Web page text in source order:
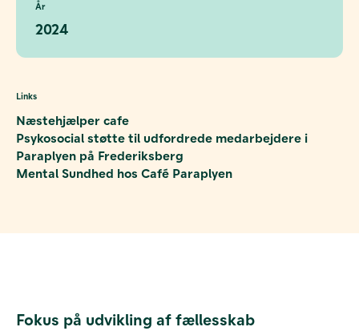
År
2024
Links
Næstehjælper cafe
Psykosocial støtte til udfordrede medarbejdere i
Paraplyen på Frederiksberg
Mental Sundhed hos Café Paraplyen
Fokus på udvikling af fællesskab